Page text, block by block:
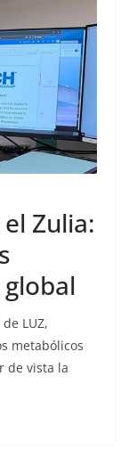
Zulia:
LUZ,
metabólicos
de vista la